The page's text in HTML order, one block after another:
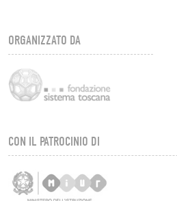
ORGANIZZATO DA
CON IL PATROCINIO DI